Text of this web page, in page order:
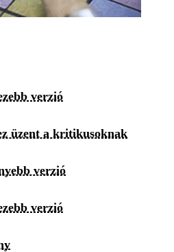
verzió
üzent a kritikusoknak
verzió
verzió